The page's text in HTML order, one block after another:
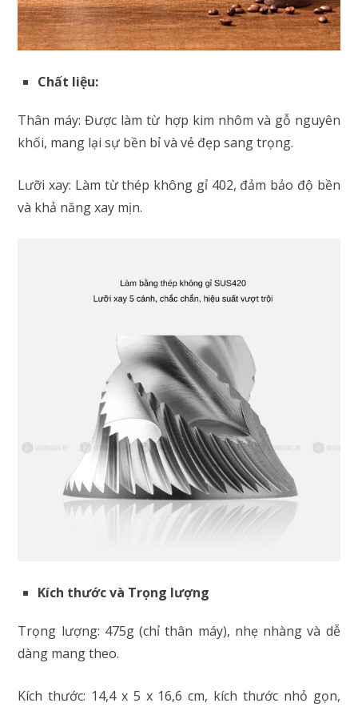
Chất liệu:
Thân máy: Được làm từ hợp kim nhôm và gỗ nguyên
khối, mang lại sự bền bỉ và vẻ đẹp sang trọng.
Lưỡi xay: Làm từ thép không gỉ 402, đảm bảo độ bền
và khả năng xay mịn.
Kích thước và Trọng lượng
Trọng lượng: 475g (chỉ thân máy), nhẹ nhàng và dễ
dàng mang theo.
Kích thước: 14,4 x 5 x 16,6 cm, kích thước nhỏ gọn,